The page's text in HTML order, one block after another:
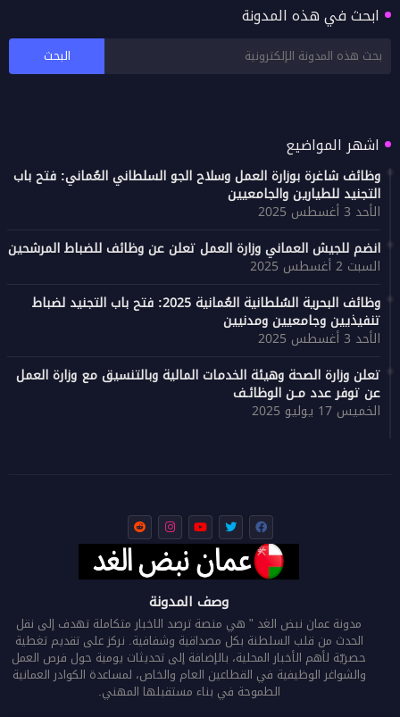
ابحث في هذه المدونة
اشهر المواضيع
وظائف شاغرة بوزارة العمل وسلاح الجو السلطاني العُماني: فتح باب
التجنيد للطيارين والجامعيين
الأحد 3 أغسطس 2025
انضم للجيش العماني وزارة العمل تعلن عن وظائف للضباط المرشحين
السبت 2 أغسطس 2025
وظائف البحرية السُلطانية العُمانية 2025: فتح باب التجنيد لضباط
تنفيذيين وجامعيين ومدنيين
الأحد 3 أغسطس 2025
تعلن وزارة الصحة وهيئة الخدمات المالية وبالتنسيق مع وزارة العمل
عن توفر عدد مـن الوظائـف
الخميس 17 يوليو 2025
وصف المدونة
مدونة عمان نبض الغد " هي منصة ترصد الاخبار متكاملة تهدف إلى نقل
الحدث من قلب السلطنة بكل مصداقية وشفافية. نركز على تقديم تغطية
حصريّة لأهم الأخبار المحلية، بالإضافة إلى تحديثات يومية حول فرص العمل
والشواغر الوظيفية في القطاعين العام والخاص، لمساعدة الكوادر العمانية
الطموحة في بناء مستقبلها المهني.